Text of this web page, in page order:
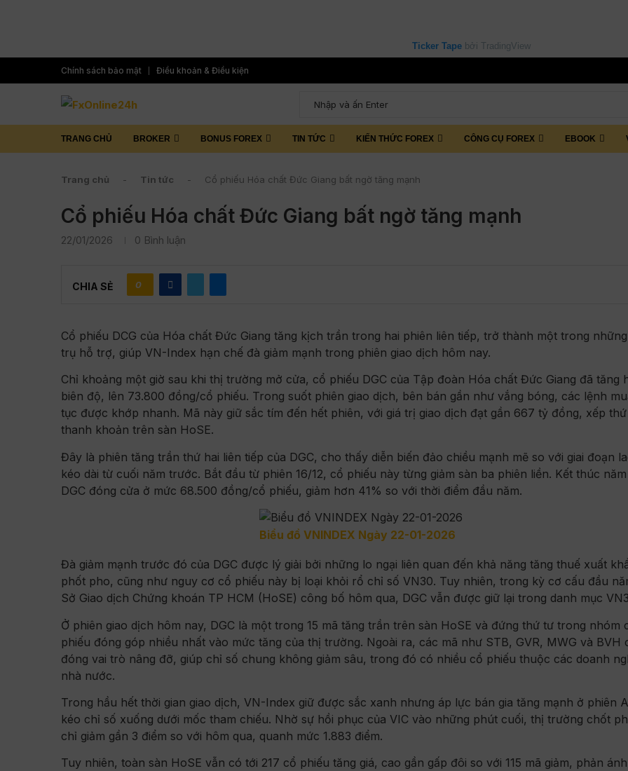
Ticker Tapebởi TradingView
Chính sách bảo mật Điều khoản & Điều kiện
TRANG CHỦ BROKER BONUS FOREX TIN TỨC KIẾN THỨC FOREX CÔNG CỤ FOREX EBOOK
Trang chủ - Tin tức - Cổ phiếu Hóa chất Đức Giang bất ngờ tăng mạnh
Cổ phiếu Hóa chất Đức Giang bất ngờ tăng mạnh
22/01/2026 0 Bình luận
CHIA SẺ 0
Cổ phiếu DCG của Hóa chất Đức Giang tăng kịch trần trong hai phiên liên tiếp, trở thành một trong
trụ hỗ trợ, giúp VN-Index hạn chế đà giảm mạnh trong phiên giao dịch hôm nay.
Chỉ khoảng một giờ sau khi thị trường mở cửa, cổ phiếu DGC của Tập đoàn Hóa chất Đức Giang đã tăng
biên độ, lên 73.800 đồng/cổ phiếu. Trong suốt phiên giao dịch, bên bán gần như vắng bóng, các lệnh
tục được khớp nhanh. Mã này giữ sắc tím đến hết phiên, với giá trị giao dịch đạt gần 667 tỷ đồng, xếp thứ
thanh khoản trên sàn HoSE.
Đây là phiên tăng trần thứ hai liên tiếp của DGC, cho thấy diễn biến đảo chiều mạnh mẽ so với giai đoạn
kéo dài từ cuối năm trước. Bắt đầu từ phiên 16/12, cổ phiếu này từng giảm sàn ba phiên liền. Kết thúc năm
DGC đóng cửa ở mức 68.500 đồng/cổ phiếu, giảm hơn 41% so với thời điểm đầu năm.
Biểu đồ VNINDEX Ngày 22-01-2026
Đà giảm mạnh trước đó của DGC được lý giải bởi những lo ngại liên quan đến khả năng tăng thuế xuất
phốt pho, cũng như nguy cơ cổ phiếu này bị loại khỏi rổ chỉ số VN30. Tuy nhiên, trong kỳ cơ cấu đầu
Sở Giao dịch Chứng khoán TP HCM (HoSE) công bố hôm qua, DGC vẫn được giữ lại trong danh mục
Ở phiên giao dịch hôm nay, DGC là một trong 15 mã tăng trần trên sàn HoSE và đứng thứ tư trong nhóm
phiếu đóng góp nhiều nhất vào mức tăng của thị trường. Ngoài ra, các mã như STB, GVR, MWG và BVH
đóng vai trò nâng đỡ, giúp chỉ số chung không giảm sâu, trong đó có nhiều cổ phiếu thuộc các doanh
nhà nước.
Trong hầu hết thời gian giao dịch, VN-Index giữ được sắc xanh nhưng áp lực bán gia tăng mạnh ở phiên
kéo chỉ số xuống dưới mốc tham chiếu. Nhờ sự hồi phục của VIC vào những phút cuối, thị trường chốt
chỉ giảm gần 3 điểm so với hôm qua, quanh mức 1.883 điểm.
Tuy nhiên, toàn sàn HoSE vẫn có tới 217 cổ phiếu tăng giá, cao gần gấp đôi so với 115 mã giảm, phản